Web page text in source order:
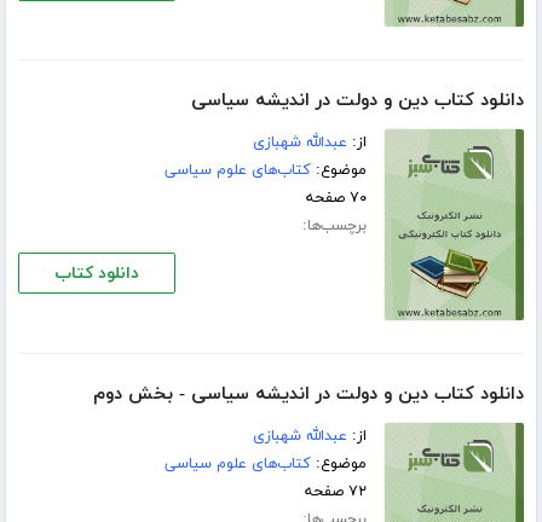
دانلود کتاب دین و دولت در اندیشه سیاسی
از: عبدالله شهبازی
موضوع:کتاب‌های علوم سیاسی
۷۰ صفحه
برچسب‌ها:
دانلود کتاب
دانلود کتاب دین و دولت در اندیشه سیاسی - بخش دوم
از: عبدالله شهبازی
موضوع:کتاب‌های علوم سیاسی
۷۲ صفحه